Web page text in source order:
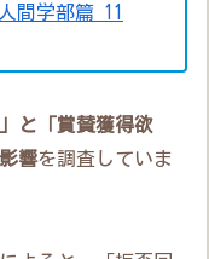
間学部篇 11
と「賞賛獲得欲
響を調査していま